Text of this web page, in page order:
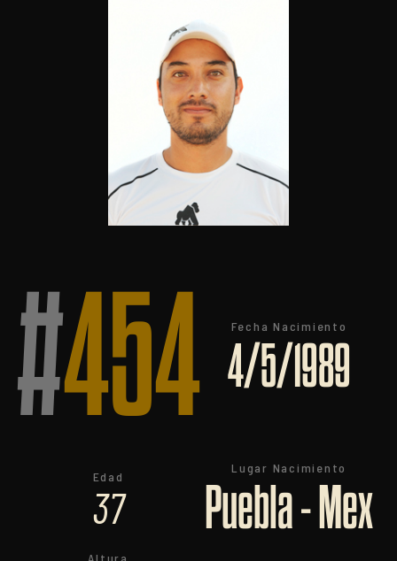
#454 Fecha Nacimiento
4/5/1989
Edad
37
Lugar Nacimiento
Puebla - Mex
Altura